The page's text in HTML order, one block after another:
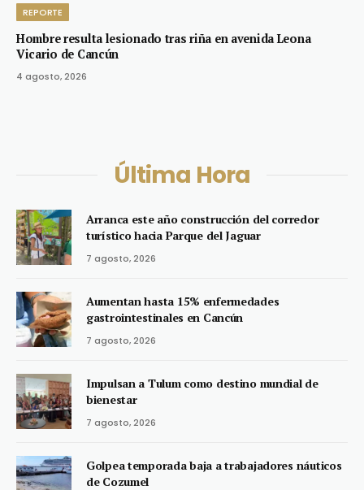
REPORTE
Hombre resulta lesionado tras riña en avenida Leona
Vicario de Cancún
4 agosto, 2026
Última Hora
Arranca este año construcción del corredor
turístico hacia Parque del Jaguar
7 agosto, 2026
Aumentan hasta 15% enfermedades
gastrointestinales en Cancún
7 agosto, 2026
Impulsan a Tulum como destino mundial de
bienestar
7 agosto, 2026
Golpea temporada baja a trabajadores náuticos
de Cozumel